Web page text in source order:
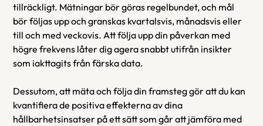
tillräckligt. Mätningar bör göras regelbundet, och mål
bör följas upp och granskas kvartalsvis, månadsvis eller
till och med veckovis. Att följa upp din påverkan med
högre frekvens låter dig agera snabbt utifrån insikter
som iakttagits från färska data.
Dessutom, att mäta och följa din framsteg gör att du kan
kvantifiera de positiva effekterna av dina
hållbarhetsinsatser på ett sätt som går att jämföra med